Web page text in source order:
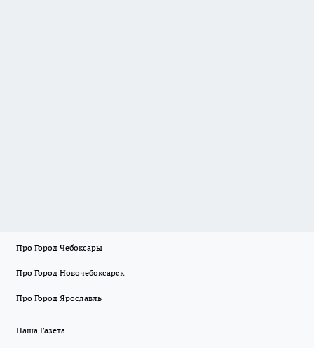
Про Город Чебоксары
Про Город Новочебоксарск
Про Город Ярославль
Наша Газета